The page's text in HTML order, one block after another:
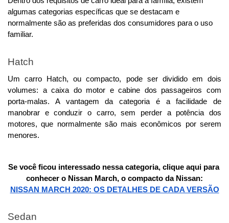
algumas categorias específicas que se destacam e
normalmente são as preferidas dos consumidores para o uso
familiar.
Hatch
Um carro Hatch, ou compacto, pode ser dividido em dois
volumes: a caixa do motor e cabine dos passageiros com
porta-malas. A vantagem da categoria é a facilidade de
manobrar e conduzir o carro, sem perder a potência dos
motores, que normalmente são mais econômicos por serem
menores.
Se você ficou interessado nessa categoria, clique aqui para
conhecer o Nissan March, o compacto da Nissan:
NISSAN MARCH 2020: OS DETALHES DE CADA VERSÃO
Sedan